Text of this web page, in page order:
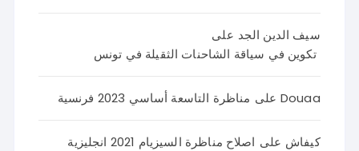
سيف الدين الجد على
تكوين في سياقة الشاحنات الثقيلة في تونس
Douaa على مناظرة التاسعة أساسي 2023 فرنسية
كيفاش على اصلاح مناظرة السيزيام 2021 انجليزية